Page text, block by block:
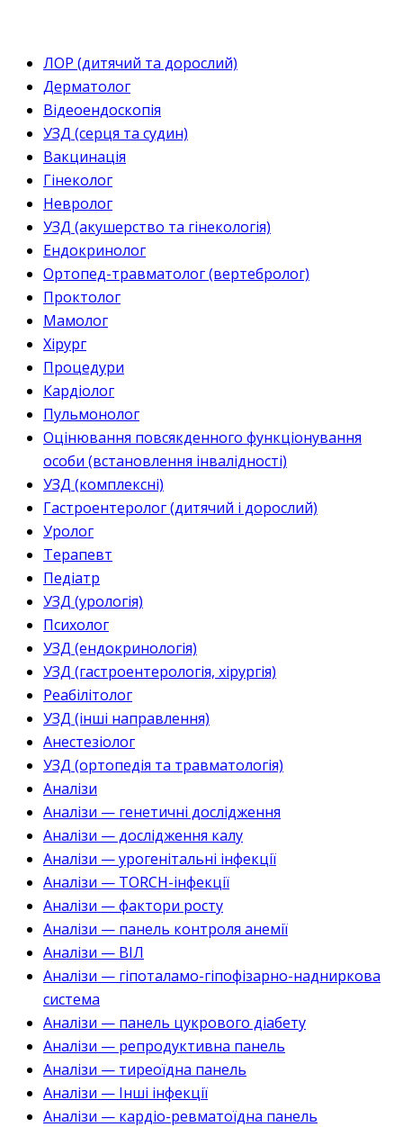
ЛОР (дитячий та дорослий)
Дерматолог
Відеоендоскопія
УЗД (серця та судин)
Вакцинація
Гінеколог
Невролог
УЗД (акушерство та гінекологія)
Ендокринолог
Ортопед-травматолог (вертебролог)
Проктолог
Мамолог
Хірург
Процедури
Кардіолог
Пульмонолог
Оцінювання повсякденного функціонування
особи (встановлення інвалідності)
УЗД (комплексні)
Гастроентеролог (дитячий і дорослий)
Уролог
Терапевт
Педіатр
УЗД (урологія)
Психолог
УЗД (ендокринологія)
УЗД (гастроентерологія, хірургія)
Реабілітолог
УЗД (інші направлення)
Анестезіолог
УЗД (ортопедія та травматологія)
Аналізи
Аналізи — генетичні дослідження
Аналізи — дослідження калу
Аналізи — урогенітальні інфекції
Аналізи — TORCH-інфекції
Аналізи — фактори росту
Аналізи — панель контроля анемії
Аналізи — ВІЛ
Аналізи — гіпоталамо-гіпофізарно-надниркова
система
Аналізи — панель цукрового діабету
Аналізи — репродуктивна панель
Аналізи — тиреоїдна панель
Аналізи — Інші інфекції
Аналізи — кардіо-ревматоїдна панель